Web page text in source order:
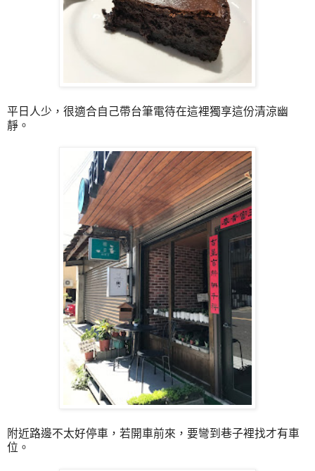
平日人少，很適合自己帶台筆電待在這裡獨享這份清涼幽
靜。
附近路邊不太好停車，若開車前來，要彎到巷子裡找才有車
位。